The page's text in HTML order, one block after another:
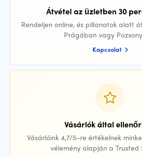
Átvétel az üzletben 30
Rendeljen online, és pillanatok alatt
Prágában vagy
Kapcsolat
Vásárlók által
Vásárlóink 4,7/5-re értékelnek
vélemény alapján a Trusted